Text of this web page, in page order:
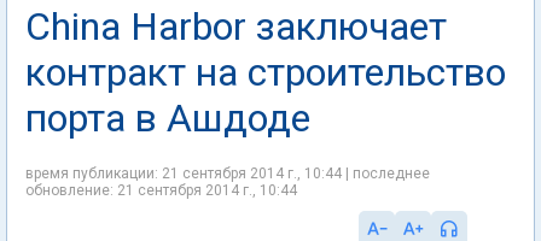
China Harbor заключает
контракт на строительство
порта в Ашдоде
время публикации: 21 сентября 2014 г., 10:44 | последнее
обновление: 21 сентября 2014 г., 10:44